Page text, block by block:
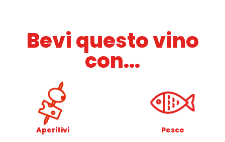
Bevi questo vino
con...
Aperitivi Pesce